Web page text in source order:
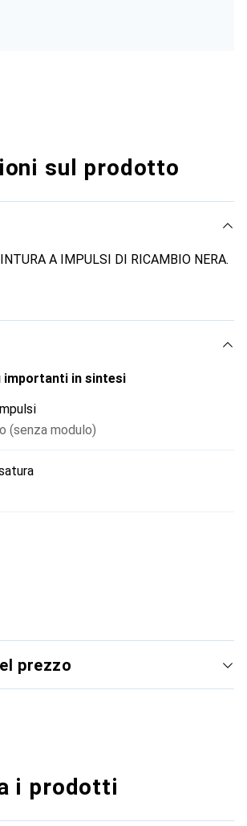
sul prodotto
A IMPULSI DI RICAMBIO NERA.
importanti in sintesi
(senza modulo)
prezzo
i prodotti